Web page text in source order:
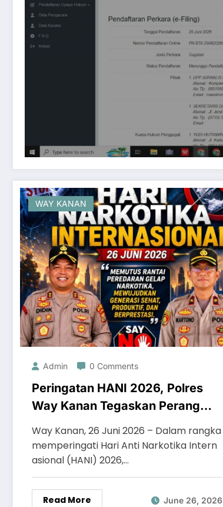
WAY KANAN
Admin 0 Comments
Peringatan HANI 2026, Polres
Way Kanan Tegaskan Perang
Tanpa Kompromi Melawan
Narkoba
Way Kanan, 26 Juni 2026 – Dalam rangka
memperingati Hari Anti Narkotika Intern
asional (HANI) 2026,…
Read More June 26, 2026